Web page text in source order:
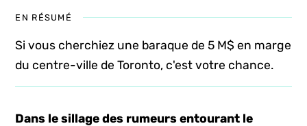
EN RÉSUMÉ
Si vous cherchiez une baraque de 5 M$ en marge
du centre-ville de Toronto, c'est votre chance.
Dans le sillage des rumeurs entourant le